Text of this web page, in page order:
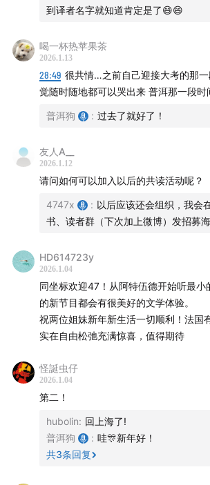
到译者名字就知道肯定是了😄😄
喝一杯热苹果茶
2026.1.13
28:49 很共情…之前自己迎接大考的那
觉随时随地都可以哭出来 普洱那一段
普洱狗 : 过去了就好了！
友人A__
2026.1.12
请问如何可以加入以后的共读活动呢？
4747x : 以后应该还会组织，我会
书、读者群（下次加上微博）发招募
HD614723y
2026.1.04
同坐标欢迎47！从阿特伍德开始听最小
的新节目都会有很美好的文学体验。
祝两位姐妹新年新生活一切顺利！法国
实在自由松弛充满惊喜，值得期待
怪誕虫仔
2026.1.04
第二！
hubolin: 回上海了!
普洱狗
: 哇🎊新年好！
共3条回复